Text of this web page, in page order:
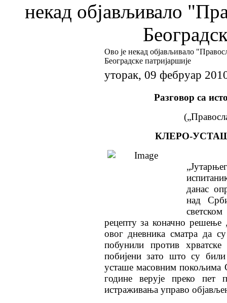
некад објављивало
Ово је некад објављивало
Београдске патријаршије
уторак, 09 фебруар
Разговор са
КЛЕРО-
данас
над
рецепту за коначно решење
овог дневника сматра да
побунили против
побијени зато што су
усташе масовним покољима
године верује преко пет
истраживања управо